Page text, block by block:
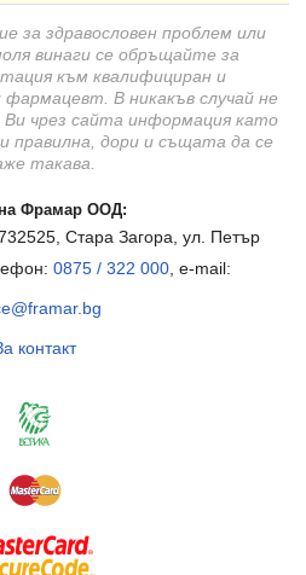
за здравословен проблем или
винаги се обръщайте за
към квалифициран и
фармацевт. В никакъв случай не
чрез сайта информация като
правилна, дори и същата да се
такава.
Фрамар ООД:
Стара Загора, ул. Петър
0875 / 322 000, e-mail:
контакт